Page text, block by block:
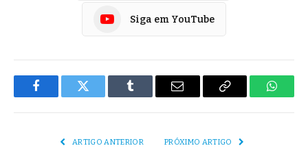
Siga em YouTube
FacebookTwitter Tumblr
E-
Copiar
ARTIGO ANTERIOR PRÓXIMO ARTIGO